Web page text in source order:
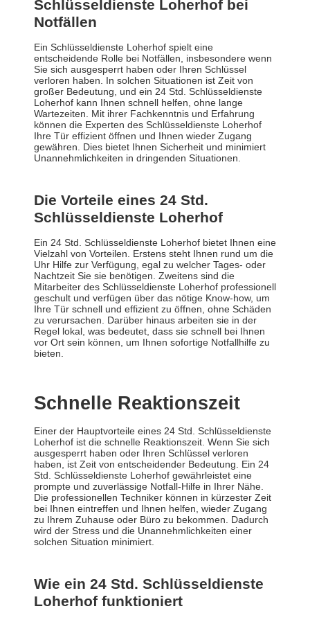
Schlüsseldienste Loherhof bei
Notfällen
Ein Schlüsseldienste Loherhof spielt eine
entscheidende Rolle bei Notfällen, insbesondere wenn
Sie sich ausgesperrt haben oder Ihren Schlüssel
verloren haben. In solchen Situationen ist Zeit von
großer Bedeutung, und ein 24 Std. Schlüsseldienste
Loherhof kann Ihnen schnell helfen, ohne lange
Wartezeiten. Mit ihrer Fachkenntnis und Erfahrung
können die Experten des Schlüsseldienste Loherhof
Ihre Tür effizient öffnen und Ihnen wieder Zugang
gewähren. Dies bietet Ihnen Sicherheit und minimiert
Unannehmlichkeiten in dringenden Situationen.
Die Vorteile eines 24 Std.
Schlüsseldienste Loherhof
Ein 24 Std. Schlüsseldienste Loherhof bietet Ihnen eine
Vielzahl von Vorteilen. Erstens steht Ihnen rund um die
Uhr Hilfe zur Verfügung, egal zu welcher Tages- oder
Nachtzeit Sie sie benötigen. Zweitens sind die
Mitarbeiter des Schlüsseldienste Loherhof professionell
geschult und verfügen über das nötige Know-how, um
Ihre Tür schnell und effizient zu öffnen, ohne Schäden
zu verursachen. Darüber hinaus arbeiten sie in der
Regel lokal, was bedeutet, dass sie schnell bei Ihnen
vor Ort sein können, um Ihnen sofortige Notfallhilfe zu
bieten.
Schnelle Reaktionszeit
Einer der Hauptvorteile eines 24 Std. Schlüsseldienste
Loherhof ist die schnelle Reaktionszeit. Wenn Sie sich
ausgesperrt haben oder Ihren Schlüssel verloren
haben, ist Zeit von entscheidender Bedeutung. Ein 24
Std. Schlüsseldienste Loherhof gewährleistet eine
prompte und zuverlässige Notfall-Hilfe in Ihrer Nähe.
Die professionellen Techniker können in kürzester Zeit
bei Ihnen eintreffen und Ihnen helfen, wieder Zugang
zu Ihrem Zuhause oder Büro zu bekommen. Dadurch
wird der Stress und die Unannehmlichkeiten einer
solchen Situation minimiert.
Wie ein 24 Std. Schlüsseldienste
Loherhof funktioniert